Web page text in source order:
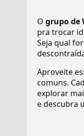
O grupo de
pra trocar
Seja qual
Aproveite
comuns.
explorar
e descubra